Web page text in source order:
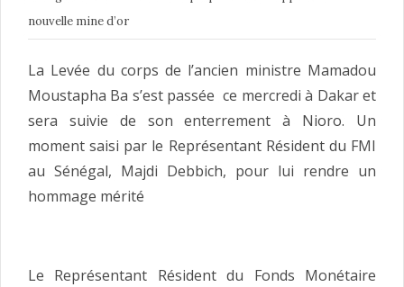
nouvelle mine d’or
La Levée du corps de l’ancien ministre Mamadou
Moustapha Ba s’est passée ce mercredi à Dakar et
sera suivie de son enterrement à Nioro. Un
moment saisi par le Représentant Résident du FMI
au Sénégal, Majdi Debbich, pour lui rendre un
hommage mérité
Le Représentant Résident du Fonds Monétaire